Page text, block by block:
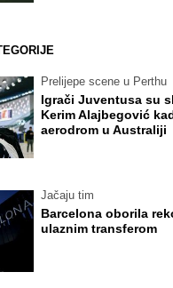
Prelijepe scene u Perthu
Igrači Juventusa su
Kerim Alajbegović
aerodrom u Australiji
Jačaju tim
Barcelona oborila
ulaznim transferom